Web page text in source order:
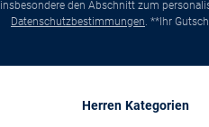
insbesondere den Abschnitt zum
Datenschutzbestimmungen. **Ihr
Herren Kategorien